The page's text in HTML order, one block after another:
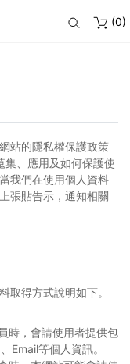
(0)
站的隱私權保護政策
集、應用及如何保護使
我們在使用個人資料
張貼告示，通知相關
取得方式說明如下。
時，會請使用者提供包
Email等個人資訊。